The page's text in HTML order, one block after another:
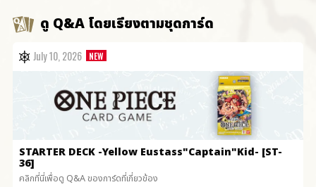
ดู Q&A โดยเรียงตามชุดการ์ด
July 10, 2026
STARTER DECK -Yellow Eustass"Captain"Kid- [ST-
36]
คลิกที่นี่เพื่อดู Q&A ของการ์ดที่เกี่ยวข้อง